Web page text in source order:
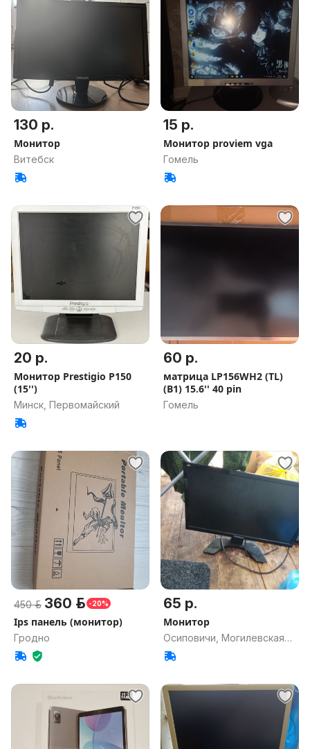
130 р.
Монитор
Витебск
15 р.
Монитор proviem vga
Гомель
20 р.
Монитор Prestigio P150
(15'')
Минск, Первомайский
60 р.
матрица LP156WH2 (TL)
(B1) 15.6'' 40 pin
Гомель
450 р. 360 р. -20%
Ips панель (монитор)
Гродно
65 р.
Монитор
Осиповичи, Могилевская
обл.